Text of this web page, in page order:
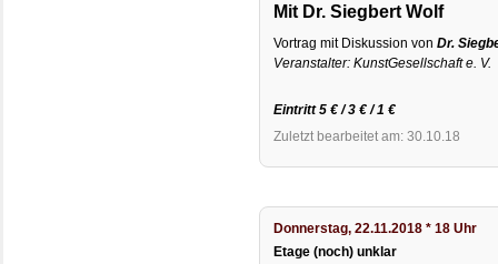
Mit Dr. Siegbert Wolf
Vortrag mit Diskussion vonDr.
Veranstalter: KunstGesellschaft e. V.
Eintritt 5 € / 3 € / 1 €
Zuletzt bearbeitet am: 30.10.18
Donnerstag, 22.11.2018 * 18 Uhr
Etage (noch) unklar